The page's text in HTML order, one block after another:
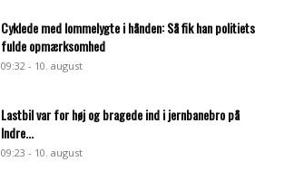
Cyklede med lommelygte i hånden: Så fik han politiets
fulde opmærksomhed
09:32 - 10. august
Lastbil var for høj og bragede ind i jernbanebro på
Indre...
09:23 - 10. august